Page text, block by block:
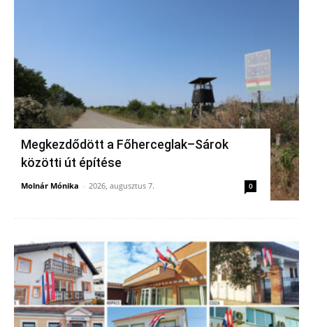
Megkezdődött a Főherceglak–Sárok
közötti út építése
Molnár Mónika - 2026, augusztus 7. 0